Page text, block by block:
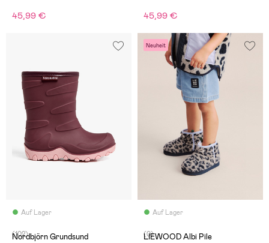
45,99 € 45,99 €
Auf Lager
(102)
Nordbjörn Grundsund
Neuheit
Auf Lager
(0)
LIEWOOD Albi Pile